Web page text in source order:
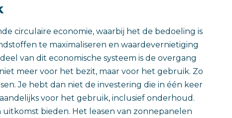
circulaire economie, waarbij het de bedoeling is
te maximaliseren en waardevernietiging
van dit economische systeem is de overgang
meer voor het bezit, maar voor het gebruik. Zo
Je hebt dan niet de investering die in één keer
voor het gebruik, inclusief onderhoud.
bieden. Het leasen van zonnepanelen